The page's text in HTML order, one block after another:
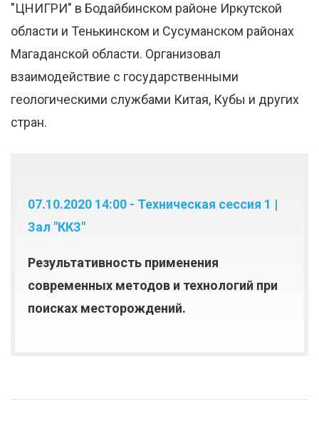
"ЦНИГРИ" в Бодайбинском районе Иркутской
области и Тенькинском и Сусуманском районах
Магаданской области. Организовал
взаимодействие с государственными
геологическими службами Китая, Кубы и других
стран.
07.10.2020 14:00 - Техническая сессия 1 |
Зал "ККЗ"
Результативность применения
современных методов и технологий при
поисках месторождений.